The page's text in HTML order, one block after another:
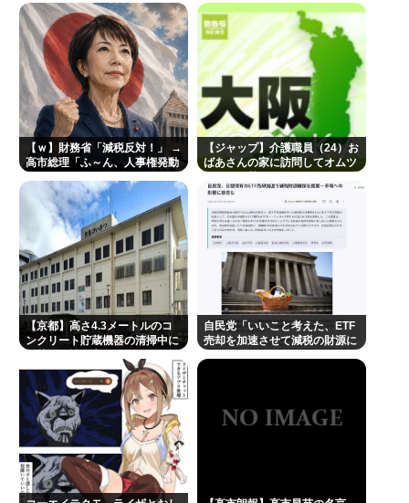
負わせ…「厳重処分」意見つけ
書類送検
総理の名前も刻印”
【ｗ】財務省「減税反対！」 →
高市総理「ふ～ん、人事権発動
【ジャップ】介護職員（24）お
ばあさんの家に訪問してオムツ
べ棒を盗み逮捕
【京都】高さ4.3メートルのコ
ンクリート貯蔵機器の清掃中に
自民党「いいこと考えた、ETF
売却を加速させて減税の財源に